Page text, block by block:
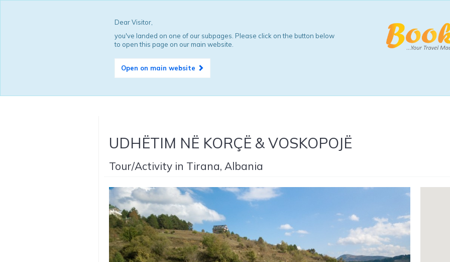
Dear Visitor,
you've landed on one of our subpages. Please click on the button below
to open this page on our main website.
Open on main website
UDHËTIM NË KORÇË & VOSKOPOJË
Tour/Activity in Tirana, Albania